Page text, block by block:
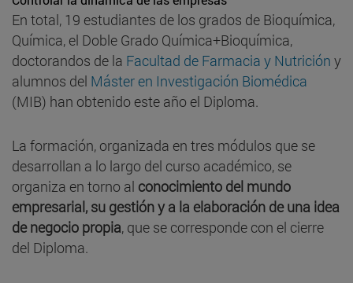
En total, 19 estudiantes de los grados de Bioquímica,
Química, el Doble Grado Química+Bioquímica,
doctorandos de la Facultad de Farmacia y Nutrición y
alumnos del Máster en Investigación Biomédica
(MIB) han obtenido este año el Diploma.
La formación, organizada en tres módulos que se
desarrollan a lo largo del curso académico, se
organiza en torno al conocimiento del mundo
empresarial, su gestión y a la elaboración de una idea
de negocio propia, que se corresponde con el cierre
del Diploma.